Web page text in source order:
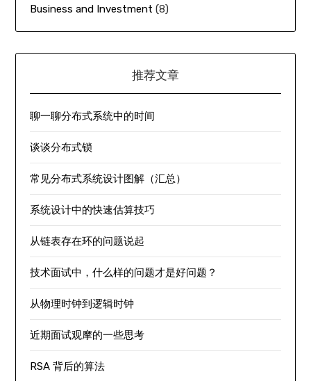
Business and Investment (8)
推荐文章
聊一聊分布式系统中的时间
谈谈分布式锁
常见分布式系统设计图解（汇总）
系统设计中的快速估算技巧
从链表存在环的问题说起
技术面试中，什么样的问题才是好问题？
从物理时钟到逻辑时钟
近期面试观摩的一些思考
RSA 背后的算法